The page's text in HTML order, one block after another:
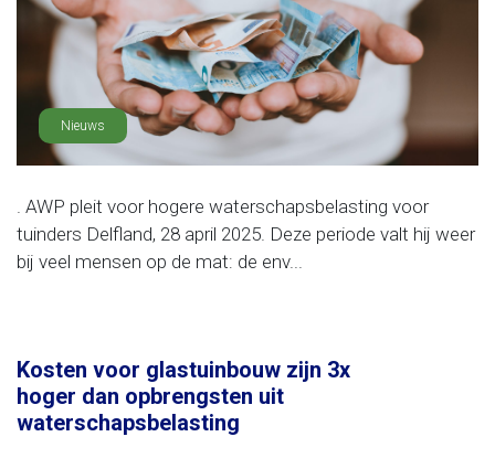
Nieuws
. AWP pleit voor hogere waterschapsbelasting voor
tuinders Delfland, 28 april 2025. Deze periode valt hij weer
bij veel mensen op de mat: de env...
Kosten voor glastuinbouw zijn 3x
hoger dan opbrengsten uit
waterschapsbelasting